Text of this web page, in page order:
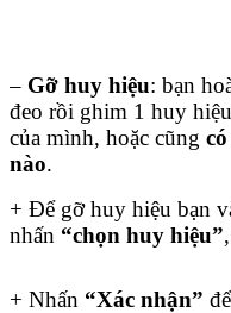
– Gỡ huy hiệu: bạn
đeo rồi ghim 1 huy
của mình, hoặc cũng
nào.
+ Để gỡ huy hiệu bạn
nhấn “chọn huy hiệu”
+ Nhấn “Xác nhận”